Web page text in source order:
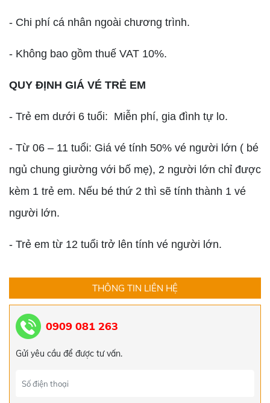
- Chi phí cá nhân ngoài chương trình.
- Không bao gồm thuế VAT 10%.
QUY ĐỊNH GIÁ VÉ TRẺ EM
- Trẻ em dưới 6 tuổi: Miễn phí, gia đình tự lo.
- Từ 06 – 11 tuổi: Giá vé tính 50% vé người lớn ( bé
ngủ chung giường với bố mẹ), 2 người lớn chỉ được
kèm 1 trẻ em. Nếu bé thứ 2 thì sẽ tính thành 1 vé
người lớn.
- Trẻ em từ 12 tuổi trở lên tính vé người lớn.
THÔNG TIN LIÊN HỆ
0909 081 263
Gửi yêu cầu để được tư vấn.
TOUR ĐÀ NẴNG - HỘI AN - HUẾ - ĐỘNG
TOUR HÀN QUỐC 4 NGÀY 4 ĐÊM
17.000.000đ
4.100.000đ